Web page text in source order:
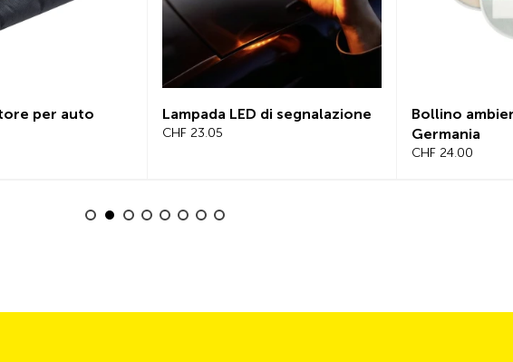
per auto
Lampada LED di segnalazione
CHF 23.05
Bollino
Germania
CHF 24.00